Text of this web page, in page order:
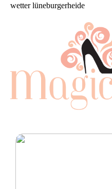
wetter lüneburgerheide